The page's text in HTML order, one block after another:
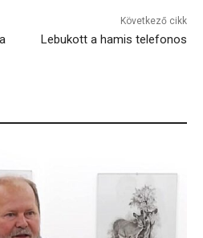
Következő cikk
Lebukott a hamis telefonos